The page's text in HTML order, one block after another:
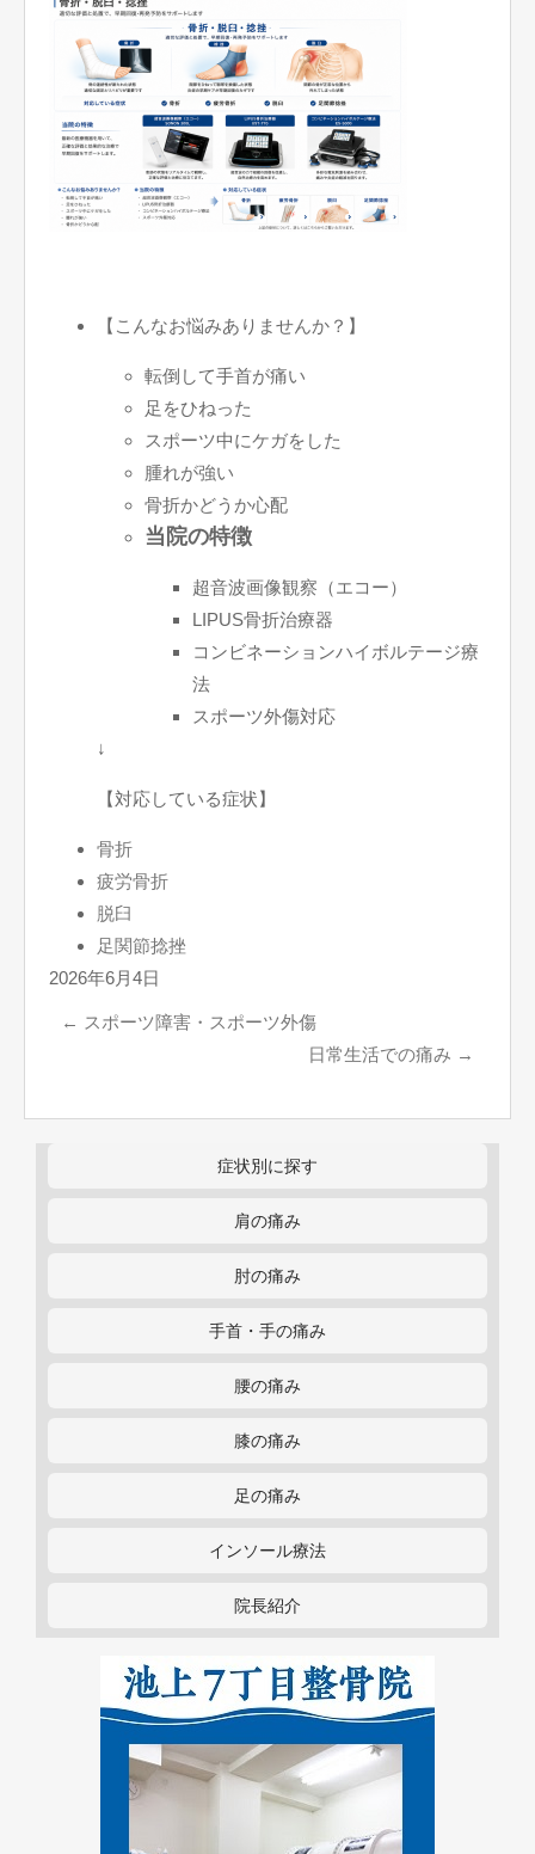
【こんなお悩みありませんか？】
転倒して手首が痛い
足をひねった
スポーツ中にケガをした
腫れが強い
骨折かどうか心配
当院の特徴
超音波画像観察（エコー）
LIPUS骨折治療器
コンビネーションハイボルテージ療
法
スポーツ外傷対応
↓
【対応している症状】
骨折
疲労骨折
脱臼
足関節捻挫
2026年6月4日
← スポーツ障害・スポーツ外傷
日常生活での痛み →
症状別に探す
肩の痛み
肘の痛み
手首・手の痛み
腰の痛み
膝の痛み
足の痛み
インソール療法
院長紹介